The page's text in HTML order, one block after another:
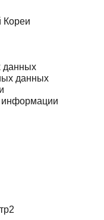
Кореи
данных
данных
информации